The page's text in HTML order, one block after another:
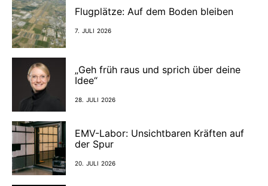
Flugplätze: Auf dem Boden bleiben
7. JULI 2026
„Geh früh raus und sprich über deine
Idee“
28. JULI 2026
EMV-Labor: Unsichtbaren Kräften auf
der Spur
20. JULI 2026